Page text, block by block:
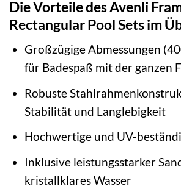
Die Vorteile des Avenli
Rectangular Pool Sets im
Großzügige Abmessungen
für Badespaß mit der ganzen
Robuste
Stabilität und Langlebigkeit
Hochwertige und UV-
Inklusive leistungsstarker
kristallklares Wasser